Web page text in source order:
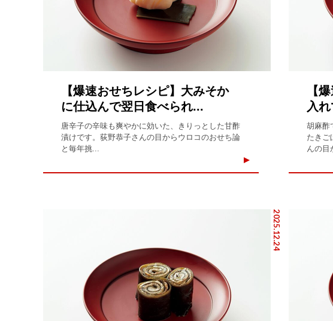
【爆速おせちレシピ】大みそか
に仕込んで翌日食べられ...
唐辛子の辛味も爽やかに効いた、きりっとした甘酢
漬けです。荻野恭子さんの目からウロコのおせち論
と毎年挑...
【
入
胡麻酢
たきご
んの目
2025.12.24